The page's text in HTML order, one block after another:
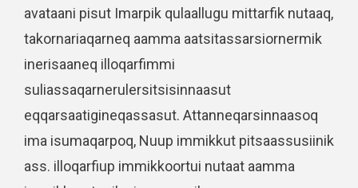
avataani pisut Imarpik qulaallugu mittarfik nutaaq,
takornariaqarneq aamma aatsitassarsiornermik
inerisaaneq illoqarfimmi
suliassaqarnerulersitsisinnaasut
eqqarsaatigineqassasut. Attanneqarsinnaasoq
ima isumaqarpoq, Nuup immikkut pitsaassusiinik
ass. illoqarfiup immikkoortui nutaat aamma